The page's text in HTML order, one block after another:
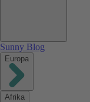
Sunny Blog
Europa
Afrika